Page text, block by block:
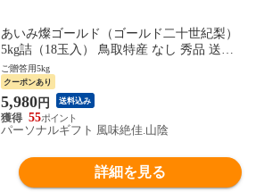
あいみ燦ゴールド（ゴールド二十世紀梨）
5kg詰（18玉入） 鳥取特産 なし 秀品 送料
無料（北海道・沖縄を除く）
ご贈答用5kg
クーポンあり
5,980円 送料込み
55
パーソナルギフト 風味絶佳.山陰
詳細を見る